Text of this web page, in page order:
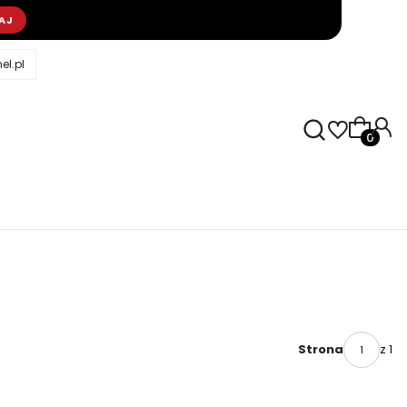
Strona z 1